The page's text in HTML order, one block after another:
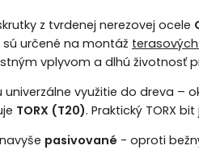
z tvrdenej nerezovej ocele
určené na montáž
vplyvom a dlhú životnosť
univerzálne využitie do dreva –
TORX (T20). Praktický TORX
pasivované - oproti